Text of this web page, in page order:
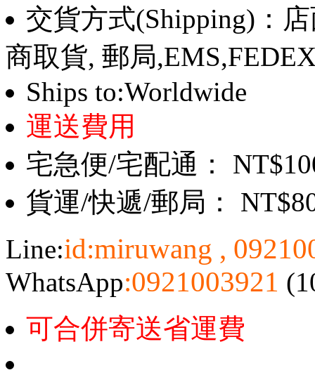
交貨方式(Shipping)：
商取貨, 郵局
Ships to:Worldwide
運送費用
宅急便/宅配通：
貨運/快遞/郵局：
Line:id:miruwang ,
WhatsApp:0921003921
可合併寄送省運費